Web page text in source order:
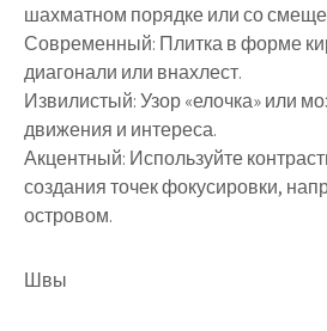
шахматном порядке или со
Современный: Плитка в форме
диагонали или внахлест.
Извилистый: Узор «елочка» или
движения и интереса.
Акцентный: Используйте
создания точек фокусировки,
островом.
Швы